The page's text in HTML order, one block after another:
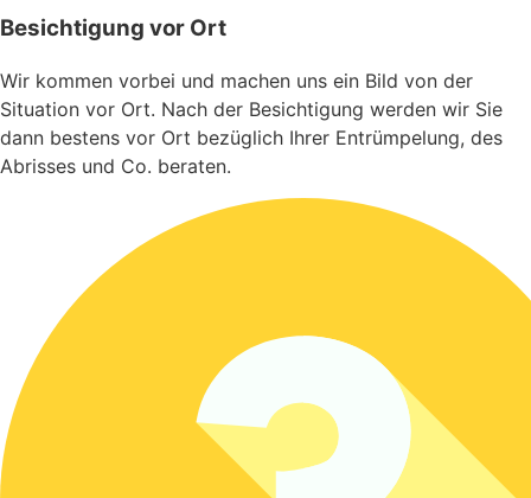
Besichtigung vor Ort
Wir kommen vorbei und machen uns ein Bild von der
Situation vor Ort. Nach der Besichtigung werden wir Sie
dann bestens vor Ort bezüglich Ihrer Entrümpelung, des
Abrisses und Co. beraten.